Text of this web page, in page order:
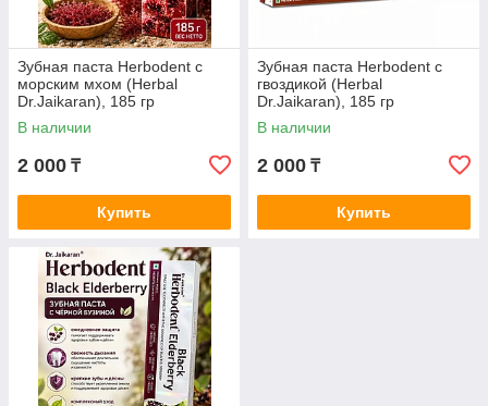
Зубная паста Herbodent с
морским мхом (Herbal
Dr.Jaikaran), 185 гр
В наличии
2 000 ₸
Купить
Зубная паста Herbodent с
гвоздикой (Herbal
Dr.Jaikaran), 185 гр
В наличии
2 000 ₸
Купить